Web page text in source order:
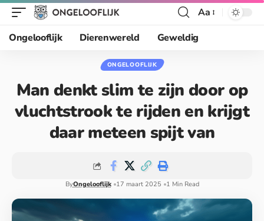
Aa
Ongelooflijk
Dierenwereld Geweldig
ONGELOOFLIJK
Man denkt slim te zijn door op
vluchtstrook te rijden en krijgt
daar meteen spijt van
ByOngelooflijk 17 maart 2025 1 Min Read